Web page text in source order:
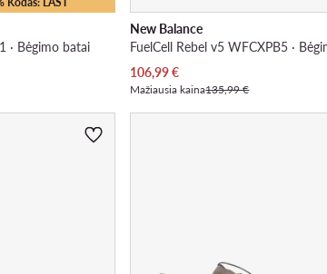
· Bėgimo batai
New Balance
Dabartinė kaina
106,99€
Mažiausia kaina135,99 €